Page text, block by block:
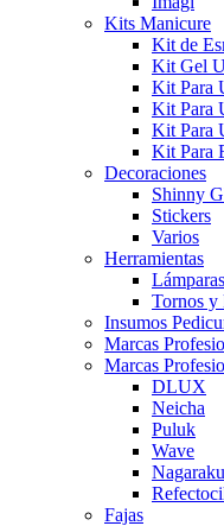
Kits Manicure
Kit de
Kit Gel
Kit Para
Kit Para
Kit Para
Kit Para
Decoraciones
Shinny
Stickers
Varios
Herramientas
Lámparas
Tornos y
Insumos
Marcas
Marcas
DLUX
Neicha
Puluk
Wave
Nagaraku
Fajas